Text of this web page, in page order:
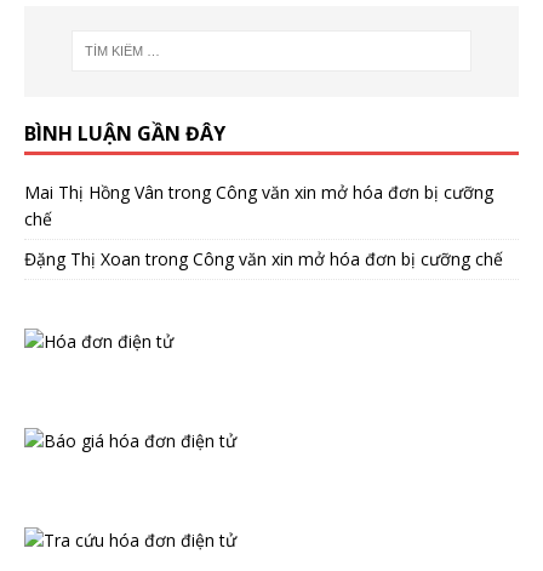
BÌNH LUẬN GẦN ĐÂY
Mai Thị Hồng Vân trongCông văn xin mở hóa đơn bị cưỡng
chế
Đặng Thị Xoan trongCông văn xin mở hóa đơn bị cưỡng chế